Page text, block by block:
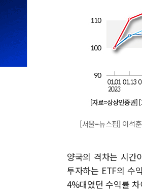
[서울=뉴스핌] 이
양국의 격차는 시간
투자하는 ETF의 수
4%대였던 수익률